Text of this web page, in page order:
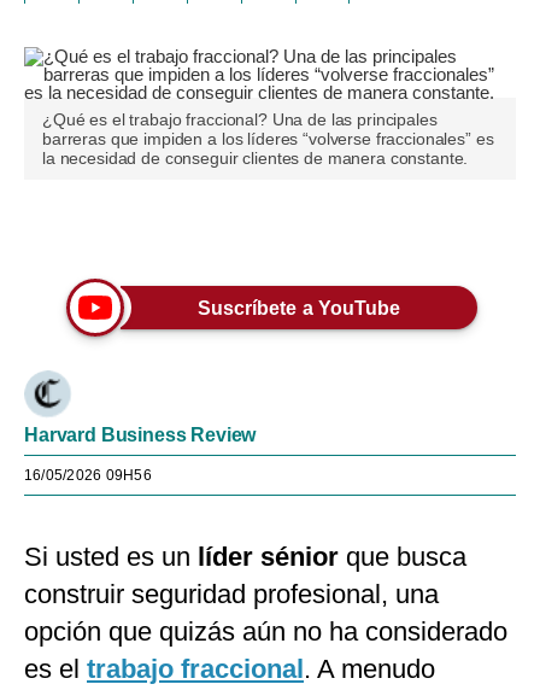
¿Qué es el trabajo fraccional? Una de las principales
barreras que impiden a los líderes “volverse fraccionales” es
la necesidad de conseguir clientes de manera constante.
Suscríbete a YouTube
Harvard Business Review
16/05/2026 09H56
Si usted es un líder sénior que busca
construir seguridad profesional, una
opción que quizás aún no ha considerado
es el trabajo fraccional. A menudo